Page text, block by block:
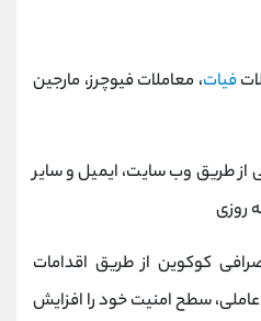
فیات، معاملات فیوچرز، مارجین
از طریق وب سایت، ایمیل و سایر
روزی
کوکوین از طریق اقدامات
سطح امنیت خود را افزایش